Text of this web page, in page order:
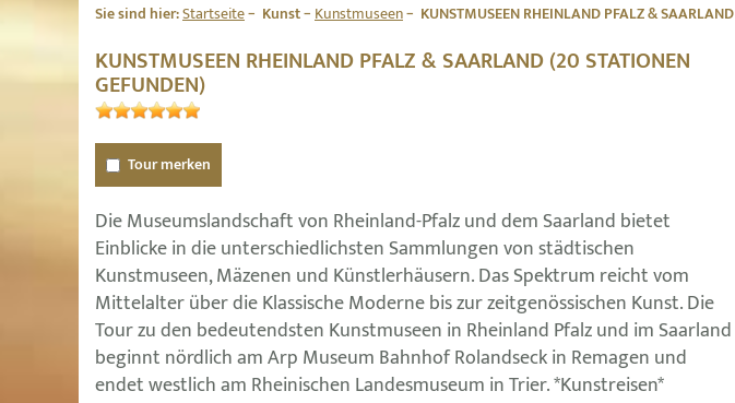
Sie sind hier:Startseite Kunst Kunstmuseen KUNSTMUSEEN RHEINLAND PFALZ & SAARLAND
KUNSTMUSEEN RHEINLAND PFALZ & SAARLAND (20 STATIONEN
GEFUNDEN)
Tour merken
Die Museumslandschaft von Rheinland-Pfalz und dem Saarland bietet
Einblicke in die unterschiedlichsten Sammlungen von städtischen
Kunstmuseen, Mäzenen und Künstlerhäusern. Das Spektrum reicht vom
Mittelalter über die Klassische Moderne bis zur zeitgenössischen Kunst. Die
Tour zu den bedeutendsten Kunstmuseen in Rheinland Pfalz und im Saarland
beginnt nördlich am Arp Museum Bahnhof Rolandseck in Remagen und
endet westlich am Rheinischen Landesmuseum in Trier. *Kunstreisen*